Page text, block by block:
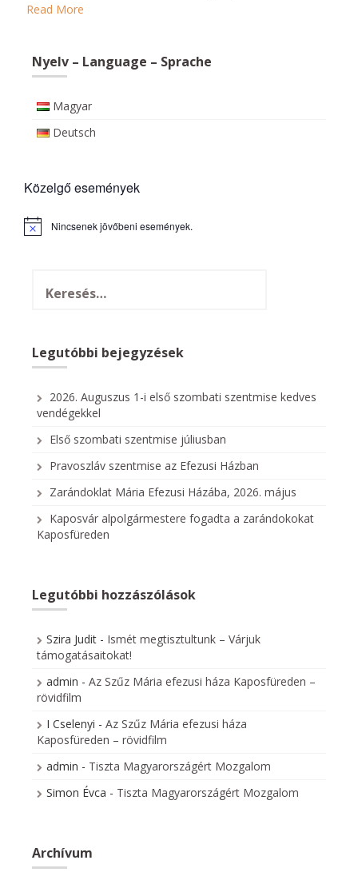
Read More
Nyelv – Language – Sprache
Magyar
Deutsch
Közelgő események
N
Nincsenek jövőbeni események.
Legutóbbi bejegyzések
2026. Auguszus 1-i első szombati szentmise kedves
vendégekkel
Első szombati szentmise júliusban
Pravoszláv szentmise az Efezusi Házban
Zarándoklat Mária Efezusi Házába, 2026. május
Kaposvár alpolgármestere fogadta a zarándokokat
Kaposfüreden
Legutóbbi hozzászólások
Szira Judit - Ismét megtisztultunk – Várjuk
támogatásaitokat!
admin - Az Szűz Mária efezusi háza Kaposfüreden –
rövidfilm
I Cselenyi - Az Szűz Mária efezusi háza
Kaposfüreden – rövidfilm
admin - Tiszta Magyarországért Mozgalom
Simon Évca - Tiszta Magyarországért Mozgalom
Archívum